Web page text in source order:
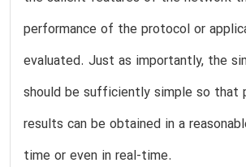
performance of the protocol or
evaluated. Just as importantly, the
should be sufficiently simple so that
results can be obtained in a
time or even in real-time.